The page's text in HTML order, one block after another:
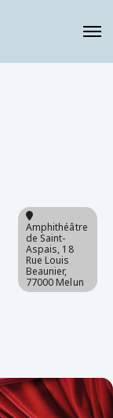
Amphithéâtre
de Saint-
Aspais, 18
Rue Louis
Beaunier,
77000 Melun